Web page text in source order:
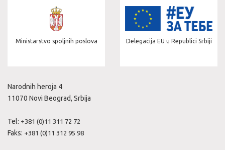
Ministarstvo spoljnih poslova Delegacija EU u Republici Srbiji
Narodnih heroja 4
11070 Novi Beograd, Srbija
Tel: +381 (0)11 311 72 72
Faks: +381 (0)11 312 95 98